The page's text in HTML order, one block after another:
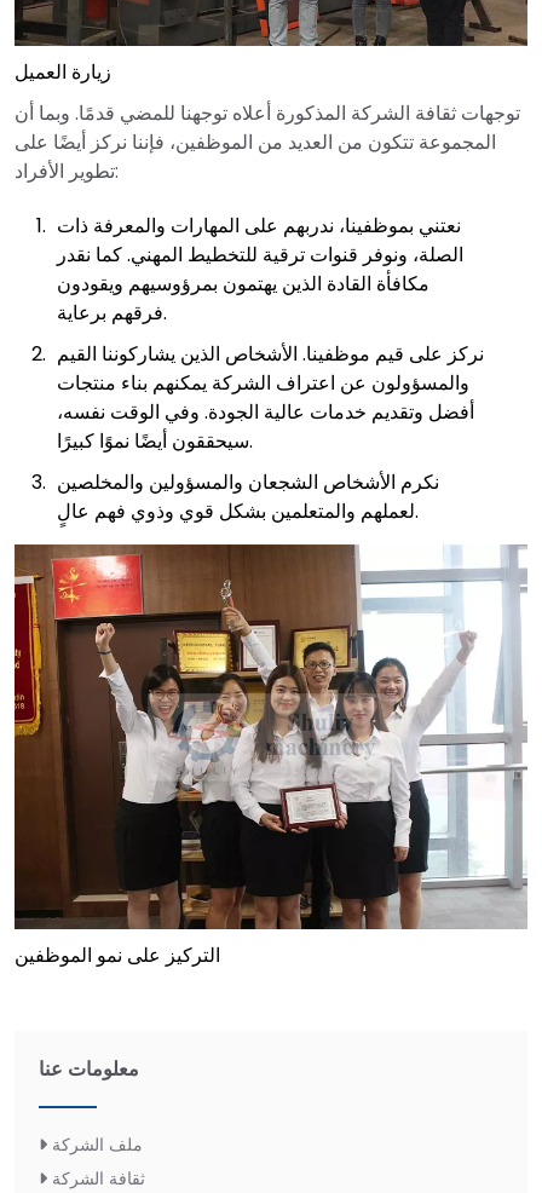
زيارة العميل
توجهات ثقافة الشركة المذكورة أعلاه توجهنا للمضي قدمًا. وبما أن
المجموعة تتكون من العديد من الموظفين، فإننا نركز أيضًا على
تطوير الأفراد:
نعتني بموظفينا، ندربهم على المهارات والمعرفة ذات
الصلة، ونوفر قنوات ترقية للتخطيط المهني. كما نقدر
مكافأة القادة الذين يهتمون بمرؤوسيهم ويقودون
فرقهم برعاية.
نركز على قيم موظفينا. الأشخاص الذين يشاركوننا القيم
والمسؤولون عن اعتراف الشركة يمكنهم بناء منتجات
أفضل وتقديم خدمات عالية الجودة. وفي الوقت نفسه،
سيحققون أيضًا نموًا كبيرًا.
نكرم الأشخاص الشجعان والمسؤولين والمخلصين
لعملهم والمتعلمين بشكل قوي وذوي فهم عالٍ.
التركيز على نمو الموظفين
معلومات عنا
ملف الشركة
ثقافة الشركة